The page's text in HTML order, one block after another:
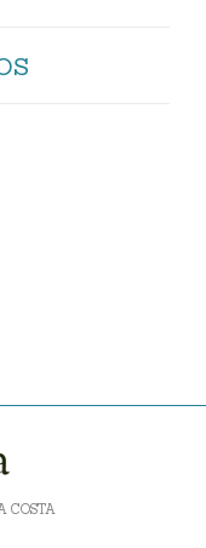
COSTA